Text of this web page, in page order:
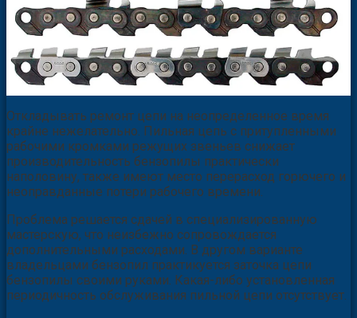
Откладывать ремонт цепи на неопределенное время
крайне нежелательно. Пильная цепь с притупленными
рабочими кромками режущих звеньев снижает
производительность бензопилы практически
наполовину, также имеют место перерасход горючего и
неоправданные потери рабочего времени.
Проблема решается сдачей в специализированную
мастерскую, что неизбежно сопровождается
дополнительными расходами. В другом варианте
владельцами бензопил практикуется заточка цепи
бензопилы своими руками. Какая-либо установленная
периодичность обслуживания пильной цепи отсутствует.